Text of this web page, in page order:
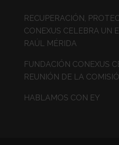
RECUPERACIÓN,
CONEXUS CELEBRA UN
RAÚL MÉRIDA
FUNDACIÓN CONEXUS
REUNIÓN DE LA
HABLAMOS CON EY